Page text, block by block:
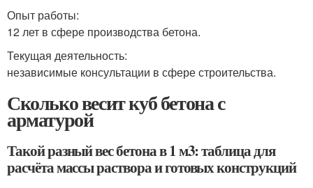
Опыт работы:
12 лет в сфере производства бетона.
Текущая деятельность:
независимые консультации в сфере строительства.
Сколько весит куб бетона с
арматурой
Такой разный вес бетона в 1 м3: таблица для
расчёта массы раствора и готовых конструкций